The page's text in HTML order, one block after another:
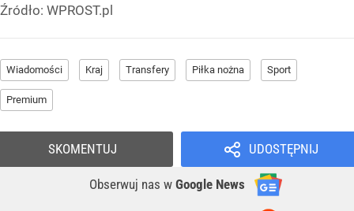
Źródło: WPROST.pl
Wiadomości Kraj Transfery Piłka nożna Sport
Premium
UDOSTĘPNIJ
Obserwuj nas w Google News
SKOMENTUJ